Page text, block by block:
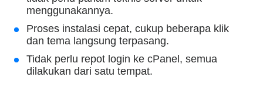
menggunakannya.
Proses instalasi cepat, cukup beberapa klik
dan tema langsung terpasang.
Tidak perlu repot login ke cPanel, semua
dilakukan dari satu tempat.